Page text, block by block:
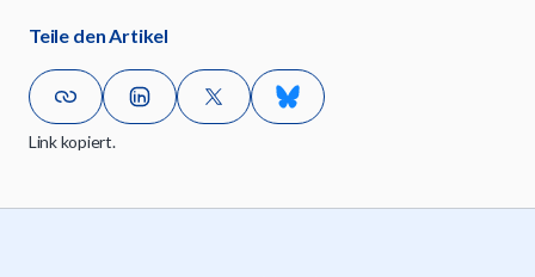
Teile den Artikel
Link kopiert.